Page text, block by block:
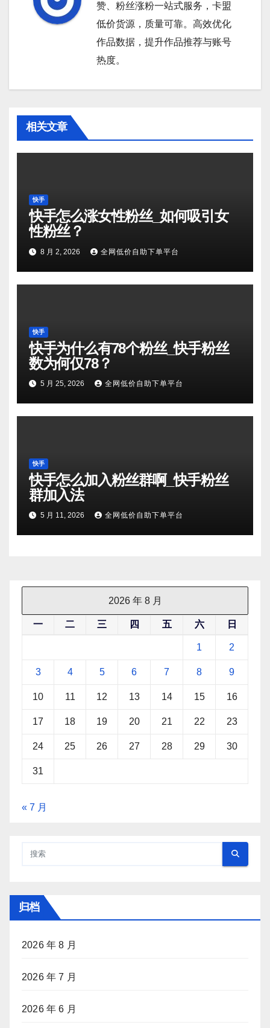
赞、粉丝涨粉一站式服务，卡盟
低价货源，质量可靠。高效优化
作品数据，提升作品推荐与账号
热度。
相关文章
快手
快手怎么涨女性粉丝_如何吸引女
性粉丝？
8 月 2, 2026 全网低价自助下单平台
快手
快手为什么有78个粉丝_快手粉丝
数为何仅78？
5 月 25, 2026 全网低价自助下单平台
快手
快手怎么加入粉丝群啊_快手粉丝
群加入法
5 月 11, 2026 全网低价自助下单平台
2026 年 8 月
一 二 三 四 五 六 日
1 2
3 4 5 6 7 8 9
10 11 12 13 14 15 16
17 18 19 20 21 22 23
24 25 26 27 28 29 30
31
« 7 月
归档
2026 年 8 月
2026 年 7 月
2026 年 6 月